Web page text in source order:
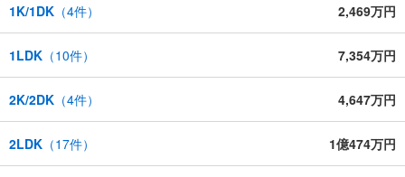
1K/1DK （4件） 2,469万円
1LDK （10件） 7,354万円
2K/2DK （4件） 4,647万円
2LDK （17件） 1億474万円